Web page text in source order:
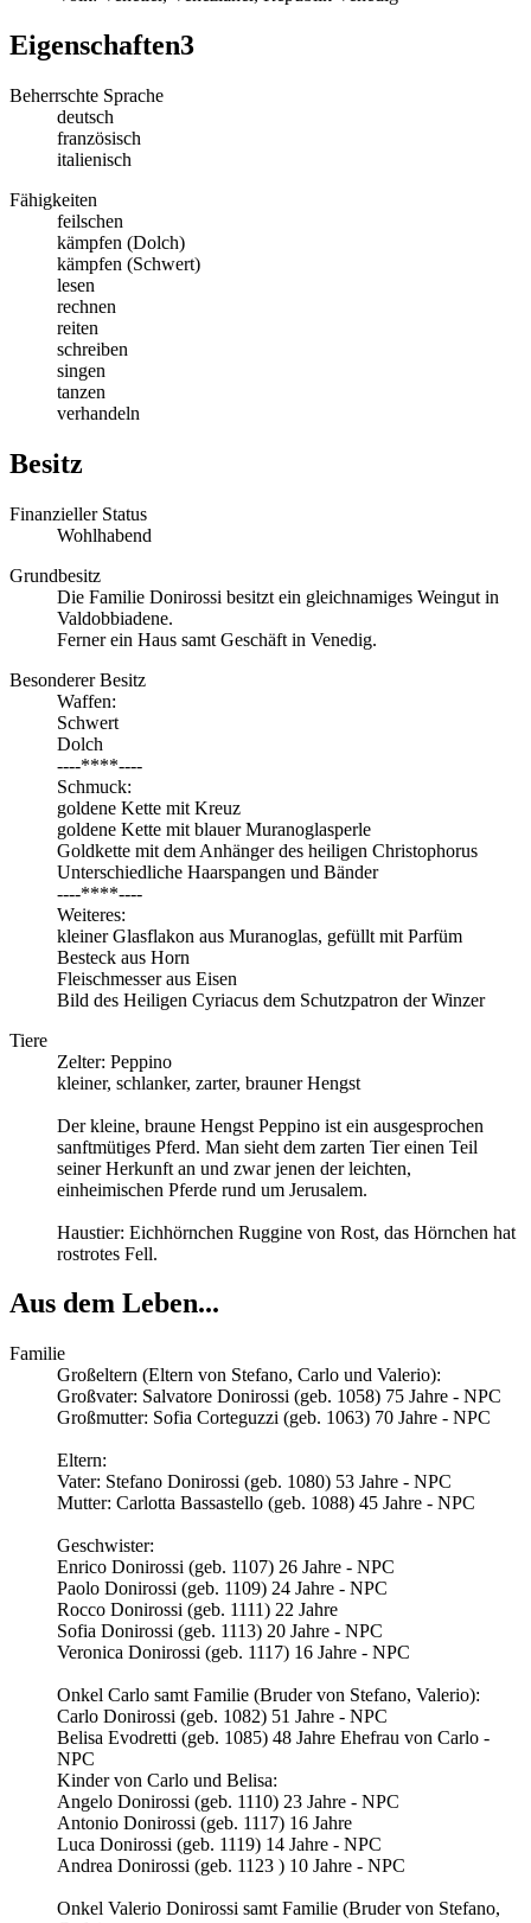
Eigenschaften3
Beherrschte Sprache
deutsch
französisch
italienisch
Fähigkeiten
feilschen
kämpfen (Dolch)
kämpfen (Schwert)
lesen
rechnen
reiten
schreiben
singen
tanzen
verhandeln
Besitz
Finanzieller Status
Wohlhabend
Grundbesitz
Die Familie Donirossi besitzt ein gleichnamiges Weingut in
Valdobbiadene.
Ferner ein Haus samt Geschäft in Venedig.
Besonderer Besitz
Waffen:
Schwert
Dolch
----****----
Schmuck:
goldene Kette mit Kreuz
goldene Kette mit blauer Muranoglasperle
Goldkette mit dem Anhänger des heiligen Christophorus
Unterschiedliche Haarspangen und Bänder
----****----
Weiteres:
kleiner Glasflakon aus Muranoglas, gefüllt mit Parfüm
Besteck aus Horn
Fleischmesser aus Eisen
Bild des Heiligen Cyriacus dem Schutzpatron der Winzer
Tiere
Zelter: Peppino
kleiner, schlanker, zarter, brauner Hengst
Der kleine, braune Hengst Peppino ist ein ausgesprochen
sanftmütiges Pferd. Man sieht dem zarten Tier einen Teil
seiner Herkunft an und zwar jenen der leichten,
einheimischen Pferde rund um Jerusalem.
Haustier: Eichhörnchen Ruggine von Rost, das Hörnchen hat
rostrotes Fell.
Aus dem Leben...
Familie
Großeltern (Eltern von Stefano, Carlo und Valerio):
Großvater: Salvatore Donirossi (geb. 1058) 75 Jahre - NPC
Großmutter: Sofia Corteguzzi (geb. 1063) 70 Jahre - NPC
Eltern:
Vater: Stefano Donirossi (geb. 1080) 53 Jahre - NPC
Mutter: Carlotta Bassastello (geb. 1088) 45 Jahre - NPC
Geschwister:
Enrico Donirossi (geb. 1107) 26 Jahre - NPC
Paolo Donirossi (geb. 1109) 24 Jahre - NPC
Rocco Donirossi (geb. 1111) 22 Jahre
Sofia Donirossi (geb. 1113) 20 Jahre - NPC
Veronica Donirossi (geb. 1117) 16 Jahre - NPC
Onkel Carlo samt Familie (Bruder von Stefano, Valerio):
Carlo Donirossi (geb. 1082) 51 Jahre - NPC
Belisa Evodretti (geb. 1085) 48 Jahre Ehefrau von Carlo -
NPC
Kinder von Carlo und Belisa:
Angelo Donirossi (geb. 1110) 23 Jahre - NPC
Antonio Donirossi (geb. 1117) 16 Jahre
Luca Donirossi (geb. 1119) 14 Jahre - NPC
Andrea Donirossi (geb. 1123 ) 10 Jahre - NPC
Onkel Valerio Donirossi samt Familie (Bruder von Stefano,